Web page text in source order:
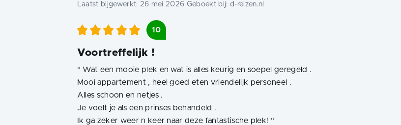
Laatst bijgewerkt: 26 mei 2026 Geboekt bij: d-reizen.nl
10
Voortreffelijk !
“ Wat een mooie plek en wat is alles keurig en soepel geregeld .
Mooi appartement , heel goed eten vriendelijk personeel .
Alles schoon en netjes .
Je voelt je als een prinses behandeld .
Ik ga zeker weer n keer naar deze fantastische plek! “